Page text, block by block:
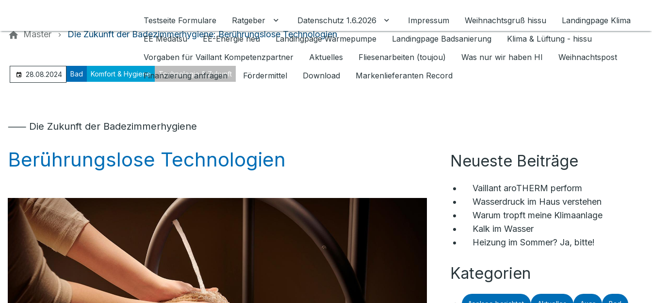
Testseite Formulare
Ratgeber Untermenü für Ratgeber umschalten
Datenschutz 1.6.2026 Untermenü für Datenschutz 1.6.2026 umschalten
Impressum Weihnachtsgruß hissu
Landingpage Klima
EE Medatsu
EE-Energie neu Landingpage Wärmepumpe Landingpage Badsanierung
Klima & Lüftung - hissu
Vorgaben für Vaillant Kompetenzpartner
Aktuelles Fliesenarbeiten (toujou) Was nur wir haben HI
Weihnachtspost
Finanzierung anfragen
Fördermittel Download Markenlieferanten Record
Master Die Zukunft der Badezimmerhygiene: Berührungslose Technologien
28.08.2024 Bad Komfort & Hygiene Technologie & Zukunft
⸺ Die Zukunft der Badezimmerhygiene
Berührungslose Technologien Neueste Beiträge
Vaillant aroTHERM perform
Wasserdruck im Haus verstehen
Warum tropft meine Klimaanlage
Kalk im Wasser
Heizung im Sommer? Ja, bitte!
Kategorien